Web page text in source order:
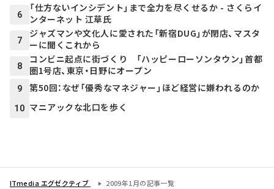
6
「仕方ないインシデント」まで全力を尽くせるか - さくらイ
ンターネット 江草氏
7
ジャズマンや文化人に愛された「新宿DUG」が閉店、マスタ
ーに聞くこれから
8
コンビニ起点に街づくり 「ハッピーローソンタウン」首都
圏1号店、東京・日野にオープン
9 第50回：なぜ「優秀なマネジャー」ほど経営に嫌われるのか
10 マニアックな北口を歩く
ITmedia エグゼクティブ 2009年1月の記事一覧